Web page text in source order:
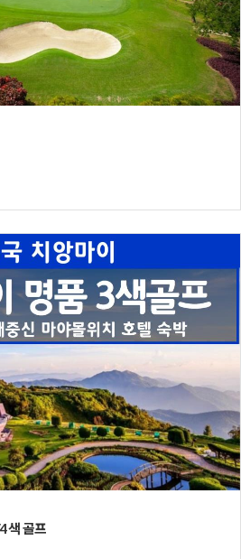
색 골프